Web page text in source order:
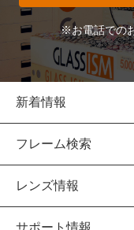
※お電話での
新着情報
フレーム検索
レンズ情報
サポート情報